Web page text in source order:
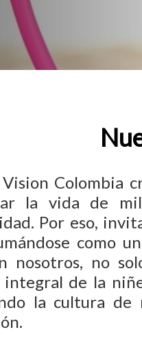
Colombia
la vida de
Por eso,
como
nosotros, no
integral de la
la cultura de